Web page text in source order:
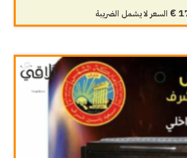
€ السعر لا يشمل الضريبة